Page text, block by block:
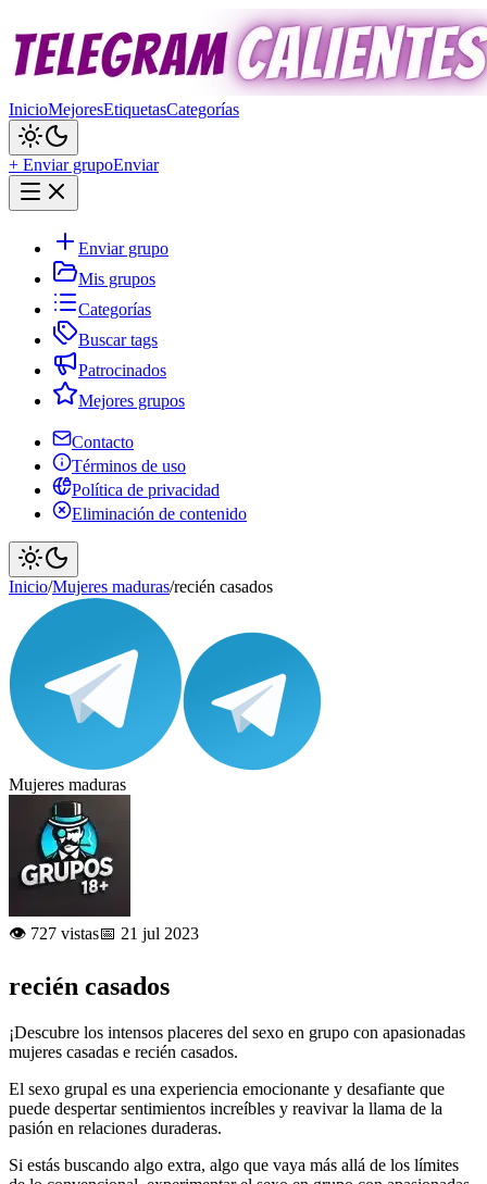
InicioMejoresEtiquetasCategorías
+ Enviar grupoEnviar
Enviar grupo
Mis grupos
Categorías
Buscar tags
Patrocinados
Mejores grupos
Contacto
Términos de uso
Política de privacidad
Eliminación de contenido
Inicio/Mujeres maduras/recién casados
Mujeres maduras
👁️ 727 vistas📅 21 jul 2023
recién casados
¡Descubre los intensos placeres del sexo en grupo con apasionadas
mujeres casadas e recién casados.
El sexo grupal es una experiencia emocionante y desafiante que
puede despertar sentimientos increíbles y reavivar la llama de la
pasión en relaciones duraderas.
Si estás buscando algo extra, algo que vaya más allá de los límites